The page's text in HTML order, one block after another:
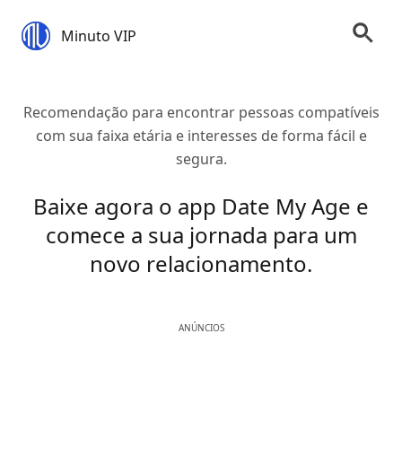
Minuto VIP
Recomendação para encontrar pessoas compatíveis
com sua faixa etária e interesses de forma fácil e
segura.
Baixe agora o app Date My Age e
comece a sua jornada para um
novo relacionamento.
ANÚNCIOS